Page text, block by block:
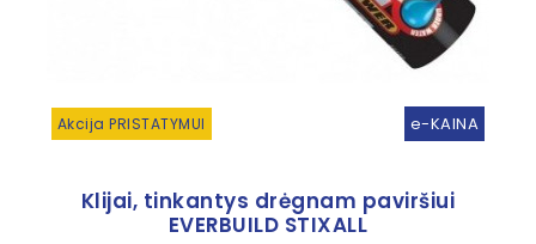
Akcija PRISTATYMUI e-KAINA
Klijai, tinkantys drėgnam paviršiui
EVERBUILD STIXALL